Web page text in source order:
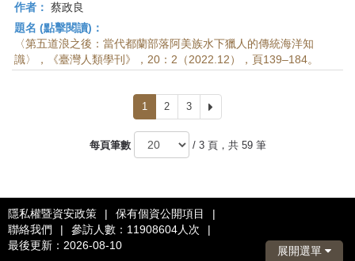
作者： 蔡政良
題名 (點擊閱讀)：
〈第五道浪之後：當代都蘭部落阿美族水下獵人的傳統海洋知
識〉，《臺灣人類學刊》，20：2（2022.12），頁139–184。
1 2 3
一
每頁筆數
/ 3 頁，共 59 筆
隱私權暨資安政策 | 保有個資公開項目
|
聯絡我們
| 參訪人數：11908604人次
|
最後更新：2026-08-10
展開選單